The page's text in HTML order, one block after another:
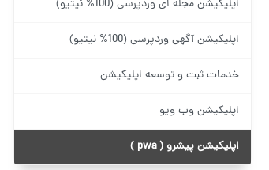
اپلیکیشن مجله ای وردپرسی (100% نیتیو)
اپلیکیشن آگهی وردپرسی (100% نیتیو)
خدمات ثبت و توسعه اپلیکیشن
اپلیکیشن وب ویو
اپلیکیشن پیشرو ( pwa )